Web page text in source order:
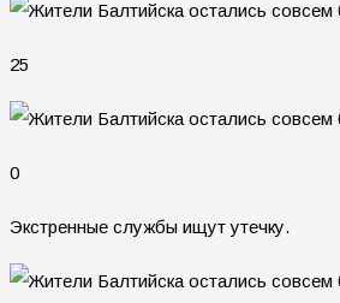
25
0
Экстренные службы ищут утечку.